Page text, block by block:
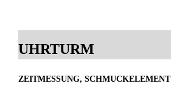
UHRTURM
ZEITMESSUNG, SCHMUCKELEMENT